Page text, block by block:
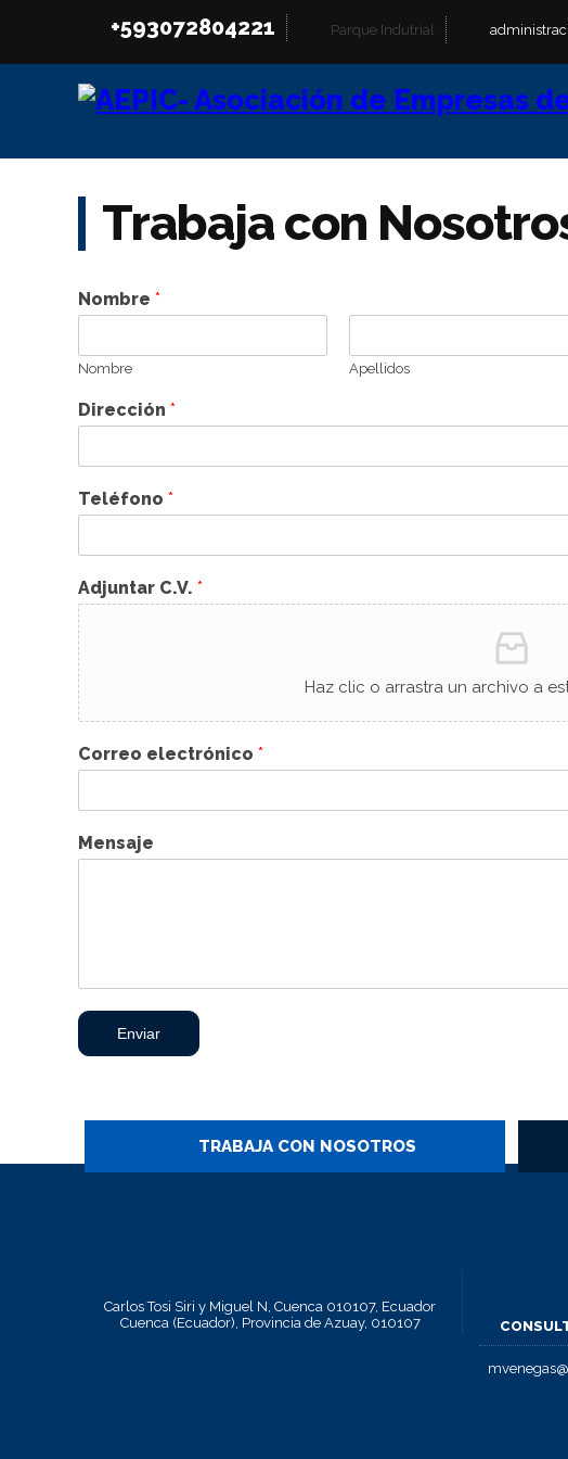
+593072804221 Parque Indutrial
Trabaja con
Nombre *
Nombre Apellidos
Dirección *
Teléfono *
Adjuntar C.V. *
Haz clic o arrastra un archivo a
Correo electrónico *
Mensaje
Enviar
TRABAJA CON NOSOTROS
Carlos Tosi Siri y Miguel N, Cuenca 010107, Ecuador
Cuenca (Ecuador), Provincia de Azuay, 010107